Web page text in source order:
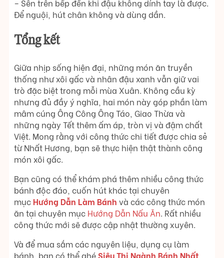
– Sên trên bếp đến khi đậu không dính tay là được.
Để nguội, hút chân không và dùng dần.
Tổng kết
Giữa nhịp sống hiện đại, những món ăn truyền
thống như xôi gấc và nhân đậu xanh vẫn giữ vai
trò đặc biệt trong mỗi mùa Xuân. Không cầu kỳ
nhưng đủ đầy ý nghĩa, hai món này góp phần làm
mâm cúng Ông Công Ông Táo, Giao Thừa và
những ngày Tết thêm ấm áp, tròn vị và đậm chất
Việt. Mong rằng với công thức chi tiết được chia sẻ
từ Nhất Hương, bạn sẽ thực hiện thật thành công
món xôi gấc.
Bạn cũng có thể khám phá thêm nhiều công thức
bánh độc đáo, cuốn hút khác tại chuyên
mục Hướng Dẫn Làm Bánh và các công thức món
ăn tại chuyên mục Hướng Dẫn Nấu Ăn. Rất nhiều
công thức mới sẽ được cập nhật thường xuyên.
Và để mua sắm các nguyên liệu, dụng cụ làm
bánh, bạn có thể ghéSiêu Thị Ngành Bánh Nhất